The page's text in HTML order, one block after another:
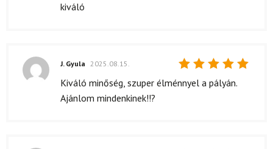
kiváló
Értékelés:
/ 5
J. Gyula 2025.08.15.
Kiváló minőség, szuper élménnyel a pályán.
Ajánlom mindenkinek!!?